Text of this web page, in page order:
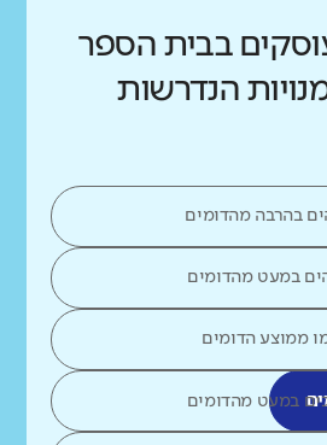
בבית הספר
הנדרשות
בהרבה מהדומים
במעט מהדומים
ממוצע הדומים
במעט מהדומים